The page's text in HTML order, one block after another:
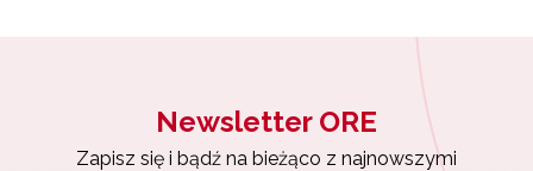
Newsletter ORE
Zapisz się i bądź na bieżąco z najnowszymi